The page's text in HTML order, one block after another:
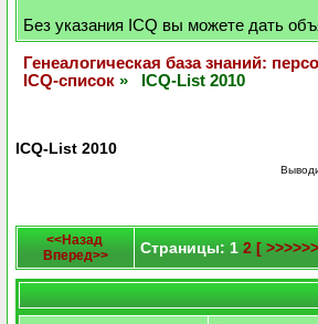
Без указания ICQ вы можете дать
Генеалогическая база знаний:
ICQ-список » ICQ-List 2010
ICQ-List 2010
<<Назад
Вперед>>
Страницы: 1 2 [